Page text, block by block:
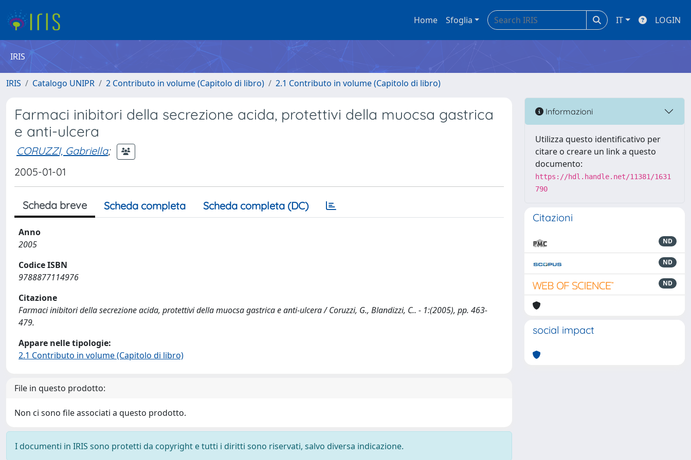
Home Sfoglia IT LOGIN
IRIS
IRIS Catalogo UNIPR 2 Contributo in volume (Capitolo di libro) 2.1 Contributo in volume (Capitolo di libro)
Farmaci inibitori della secrezione acida, protettivi della muocsa gastrica
e anti-ulcera
CORUZZI, Gabriella;
2005-01-01
Scheda breve Scheda completa Scheda completa (DC)
Anno
2005
Codice ISBN
9788877114976
Citazione
Farmaci inibitori della secrezione acida, protettivi della muocsa gastrica e anti-ulcera / Coruzzi, G., Blandizzi, C.. - 1:(2005), pp. 463-
479.
Appare nelle tipologie:
2.1 Contributo in volume (Capitolo di libro)
File in questo prodotto:
Non ci sono file associati a questo prodotto.
I documenti in IRIS sono protetti da copyright e tutti i diritti sono riservati, salvo diversa indicazione.
Informazioni
Utilizza questo identificativo per
citare o creare un link a questo
documento:
https://hdl.handle.net/11381/1631
790
Citazioni
ND
ND
ND
social impact